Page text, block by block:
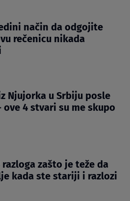
način da odgojite
rečenicu nikada
Njujorka u Srbiju posle
ove 4 stvari su me skupo
razloga zašto je teže da
kada ste stariji i razlozi